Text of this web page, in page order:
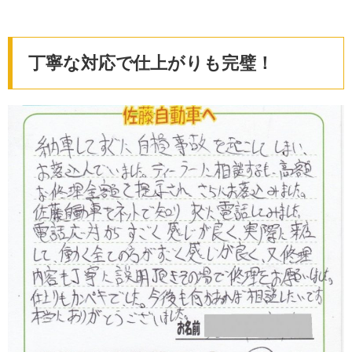
丁寧な対応で仕上がりも完璧！